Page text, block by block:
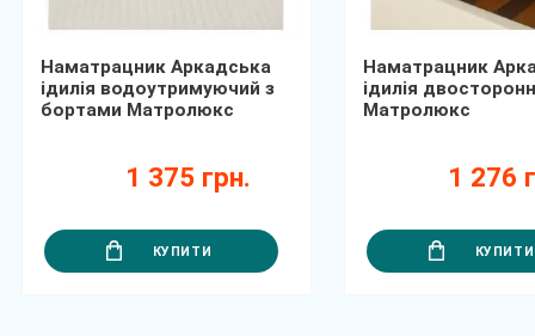
Наматрацник Аркадська
ідилія водоутримуючий з
бортами Матролюкс
1 375 грн.
КУПИТИ
Наматрацник
ідилія
Матролюкс
1 276
КУПИТИ